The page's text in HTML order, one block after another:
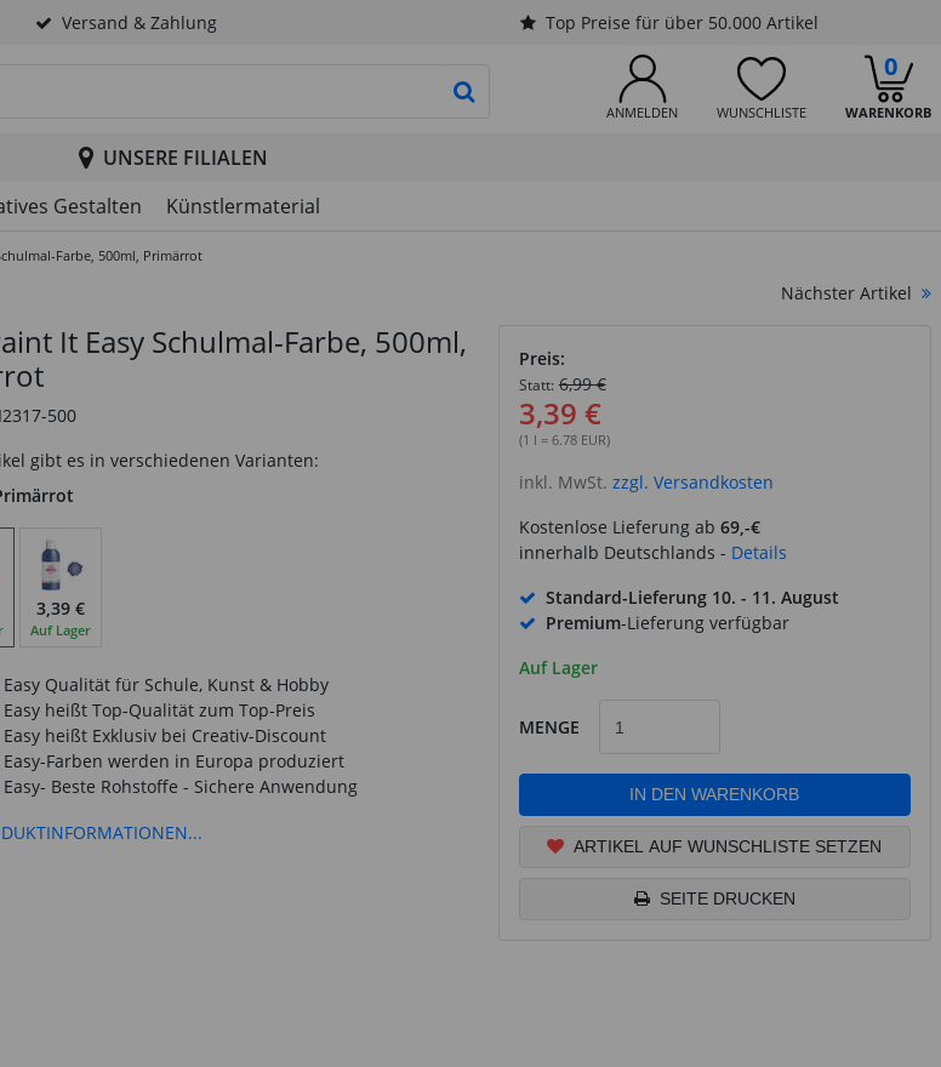
Versand & Zahlung Top Preise für über 50.000 Artikel
ANMELDEN WUNSCHLISTE WARENKORB
0
PRODUKTSUCHE STARTEN
UNSERE FILIALEN
Gestalten Künstlermaterial
Farbe, 500ml, Primärrot
Nächster Artikel
It Easy Schulmal-Farbe, 500ml,
500
gibt es in verschiedenen Varianten:
3,39 €
Auf Lager
Qualität für Schule, Kunst & Hobby
heißt Top-Qualität zum Top-Preis
heißt Exklusiv bei Creativ-Discount
Easy-Farben werden in Europa produziert
Beste Rohstoffe - Sichere Anwendung
Preis:
Statt: 6,99 €
3,39 €
(1 l = 6.78 EUR)
inkl. MwSt. zzgl. Versandkosten
Kostenlose Lieferung ab 69,-€
innerhalb Deutschlands - Details
Standard-Lieferung 10. - 11. August
Premium-Lieferung verfügbar
Auf Lager
MENGE
IN DEN WARENKORB
ARTIKEL AUF WUNSCHLISTE SETZEN
SEITE DRUCKEN